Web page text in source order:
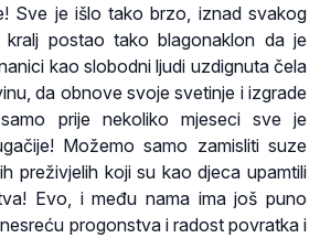
Sve je išlo tako brzo, iznad svakog
postao tako blagonaklon da je
kao slobodni ljudi uzdignuta čela
da obnove svoje svetinje i izgrade
prije nekoliko mjeseci sve je
Možemo samo zamisliti suze
preživjelih koji su kao djeca upamtili
Evo, i među nama ima još puno
progonstva i radost povratka i